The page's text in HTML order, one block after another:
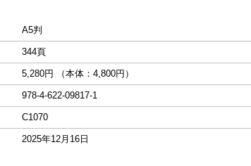
A5判
344頁
5,280円 （本体：4,800円）
978-4-622-09817-1
C1070
2025年12月16日